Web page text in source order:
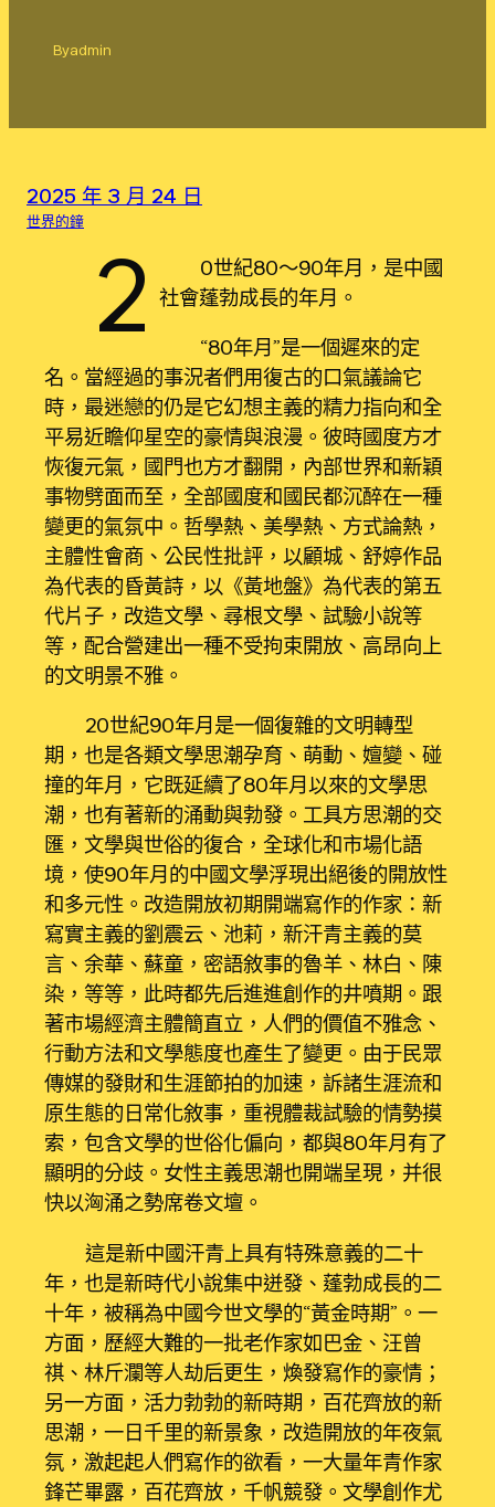
Byadmin
2025 年 3 月 24 日
世界的鐘
2
0世紀80～90年月，是中國
社會蓬勃成長的年月。
“80年月”是一個遲來的定
名。當經過的事況者們用復古的口氣議論它
時，最迷戀的仍是它幻想主義的精力指向和全
平易近瞻仰星空的豪情與浪漫。彼時國度方才
恢復元氣，國門也方才翻開，內部世界和新穎
事物劈面而至，全部國度和國民都沉醉在一種
變更的氣氛中。哲學熱、美學熱、方式論熱，
主體性會商、公民性批評，以顧城、舒婷作品
為代表的昏黃詩，以《黃地盤》為代表的第五
代片子，改造文學、尋根文學、試驗小說等
等，配合營建出一種不受拘束開放、高昂向上
的文明景不雅。
20世紀90年月是一個復雜的文明轉型
期，也是各類文學思潮孕育、萌動、嬗變、碰
撞的年月，它既延續了80年月以來的文學思
潮，也有著新的涌動與勃發。工具方思潮的交
匯，文學與世俗的復合，全球化和市場化語
境，使90年月的中國文學浮現出絕後的開放性
和多元性。改造開放初期開端寫作的作家：新
寫實主義的劉震云、池莉，新汗青主義的莫
言、余華、蘇童，密語敘事的魯羊、林白、陳
染，等等，此時都先后進進創作的井噴期。跟
著市場經濟主體簡直立，人們的價值不雅念、
行動方法和文學態度也產生了變更。由于民眾
傳媒的發財和生涯節拍的加速，訴諸生涯流和
原生態的日常化敘事，重視體裁試驗的情勢摸
索，包含文學的世俗化偏向，都與80年月有了
顯明的分歧。女性主義思潮也開端呈現，并很
快以洶涌之勢席卷文壇。
這是新中國汗青上具有特殊意義的二十
年，也是新時代小說集中迸發、蓬勃成長的二
十年，被稱為中國今世文學的“黃金時期”。一
方面，歷經大難的一批老作家如巴金、汪曾
祺、林斤瀾等人劫后更生，煥發寫作的豪情；
另一方面，活力勃勃的新時期，百花齊放的新
思潮，一日千里的新景象，改造開放的年夜氣
氛，激起起人們寫作的欲看，一大量年青作家
鋒芒畢露，百花齊放，千帆競發。文學創作尤